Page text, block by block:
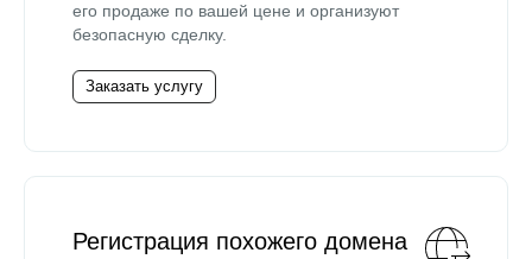
его продаже по вашей цене и организуют
безопасную сделку.
Заказать услугу
Регистрация похожего домена